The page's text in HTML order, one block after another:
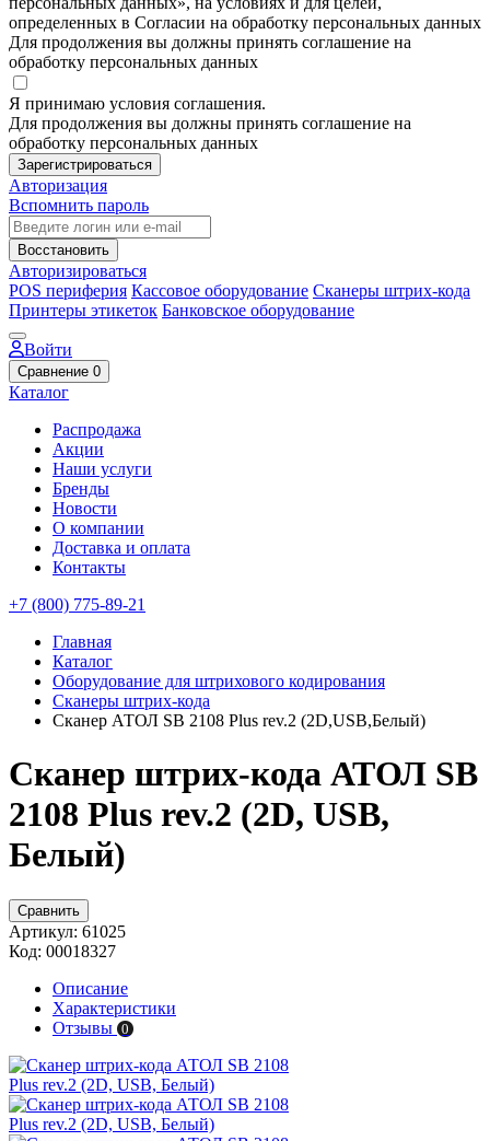
определенных в Согласии на обработку персональных данных
Для продолжения вы должны принять соглашение на
обработку персональных данных
Я принимаю условия соглашения.
Для продолжения вы должны принять соглашение на
обработку персональных данных
Зарегистрироваться
Авторизация
Вспомнить пароль
Восстановить
Авторизироваться
POS периферия Кассовое оборудование Сканеры штрих-кода
Принтеры этикеток Банковское оборудование
Войти
Сравнение 0
Каталог
Распродажа
Акции
Наши услуги
Бренды
Новости
О компании
Доставка и оплата
Контакты
+7 (800) 775-89-21
Главная
Каталог
Оборудование для штрихового кодирования
Сканеры штрих-кода
Сканер АТОЛ SB 2108 Plus rev.2 (2D,USB,Белый)
Сканер штрих-кода АТОЛ SB
2108 Plus rev.2 (2D, USB,
Белый)
Сравнить
Артикул: 61025
Код: 00018327
Описание
Характеристики
Отзывы 0